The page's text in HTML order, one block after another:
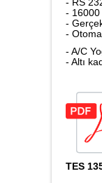
Ses
- 16000
-
-
- A/C
- Altı
TES